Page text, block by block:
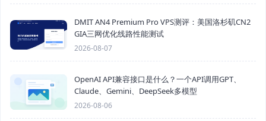
DMIT AN4 Premium Pro VPS测评：美国洛杉矶CN2
GIA三网优化线路性能测试
2026-08-07
OpenAI API兼容接口是什么？一个API调用GPT、
Claude、Gemini、DeepSeek多模型
2026-08-06